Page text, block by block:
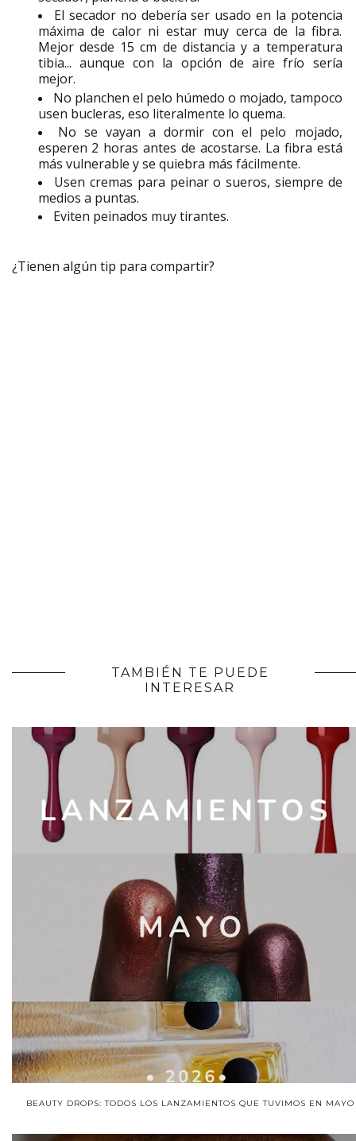
El secador no debería ser usado en la potencia
máxima de calor ni estar muy cerca de la fibra.
Mejor desde 15 cm de distancia y a temperatura
tibia... aunque con la opción de aire frío sería
mejor.
No planchen el pelo húmedo o mojado, tampoco
usen bucleras, eso literalmente lo quema.
No se vayan a dormir con el pelo mojado,
esperen 2 horas antes de acostarse. La fibra está
más vulnerable y se quiebra más fácilmente.
Usen cremas para peinar o sueros, siempre de
medios a puntas.
Eviten peinados muy tirantes.
¿Tienen algún tip para compartir?
TAMBIÉN TE PUEDE
INTERESAR
BEAUTY DROPS: TODOS LOS LANZAMIENTOS QUE TUVIMOS EN MAYO